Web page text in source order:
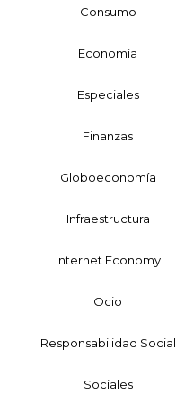
Consumo
Economía
Especiales
Finanzas
Globoeconomía
Infraestructura
Internet Economy
Ocio
Responsabilidad Social
Sociales